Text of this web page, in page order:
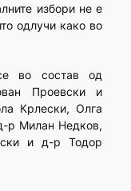
избори не е
одлучи како во
во состав од
Проевски и
Крлески, Олга
р Милан Недков,
и д-р Тодор